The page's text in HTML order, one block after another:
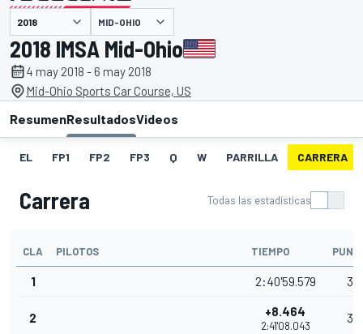
presentado por MID-OHIO
2018 IMSA Mid-Ohio
4 may 2018 - 6 may 2018
Mid-Ohio Sports Car Course, US
ResumenResultadosVideos
EL FP1 FP2 FP3 Q W PARRILLA CARRERA
Carrera Todas las estadísticas
CLA PILOTOS TIEMPO
1 2:40'59.579 35
2 +8.464
2:41'08.043
32